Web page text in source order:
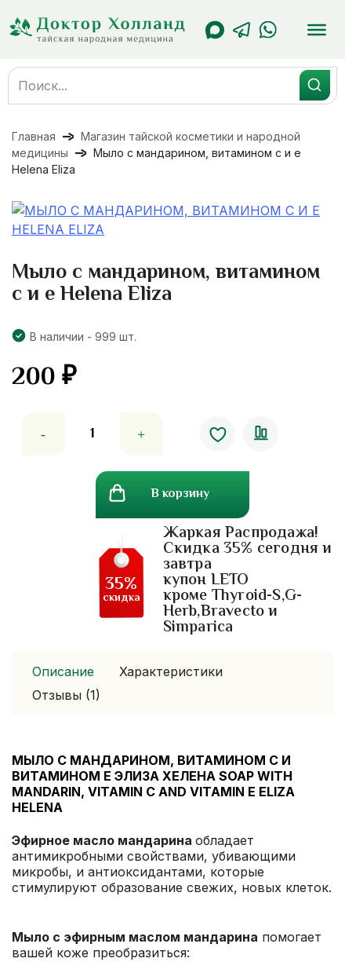
содержанию
Search
for:
Главная
Магазин тайской косметики и народной
медицины
Мыло с мандарином, витамином с и е
Helena Eliza
Мыло с мандарином, витамином
с и е Helena Eliza
В наличии - 999 шт.
200₽
товара
В корзину
Жаркая Распродажа!
Скидка 35% сегодня и
завтра
купон LETO
кроме Thyroid-S,G-
Herb,Bravecto и
Simparica
35%
скидка
Описание
Характеристики
Отзывы (1)
МЫЛО С МАНДАРИНОМ, ВИТАМИНОМ С И
ВИТАМИНОМ Е ЭЛИЗА ХЕЛЕНА SOAP WITH
MANDARIN, VITAMIN C AND VITAMIN E ELIZA
HELENA
Эфирное масло мандарина обладает
антимикробными свойствами, убивающими
микробы, и антиоксидантами, которые
стимулируют образование свежих, новых клеток.
Мыло с эфирным маслом мандарина помогает
вашей коже преобразиться: